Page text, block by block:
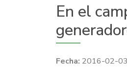
En el
2016-02-03